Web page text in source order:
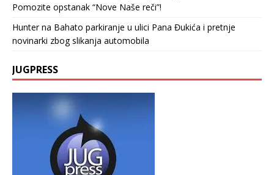
Pomozite opstanak “Nove Naše reči”!
Hunterna Bahato parkiranje u ulici Pana Đukića i pretnje
novinarki zbog slikanja automobila
JUGPRESS